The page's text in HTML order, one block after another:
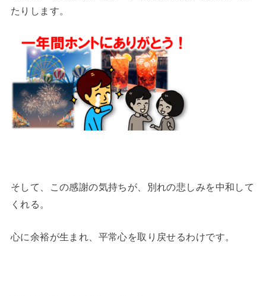
たりします。
そして、この感謝の気持ちが、別れの悲しみを中和して
くれる。
心に余裕が生まれ、平常心を取り戻せるわけです。